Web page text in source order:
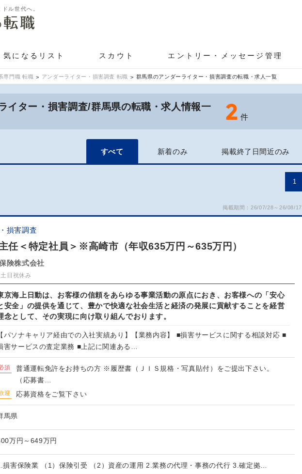
ル世代へ。
気になるリスト スカウト エントリー・メッセージ管理
専門職 転職 アンダーライター・損害調査 転職 群馬県のアンダーライター・損害調査の転職・求人一覧
イター・損害調査/群馬県の転職・求人情報一
2 件
すべて 新着のみ 掲載終了日間近のみ
1
掲載期間：26/07/28～26/08/17
損害調査
任＜特定社員＞※高崎市（年収635万円～635万円）
険株式会社
土日祝休み
京海上日動は、お客様の信頼をあらゆる事業活動の原点におき、お客様への「安心
安全」の提供を通じて、豊かで快適な社会生活と経済の発展に貢献することを経営
念として、その実現に向け取り組んでおります。
【パソナキャリア経由での入社実績あり】【業務内容】 ■損害サービスに関する相談対応 ■
害サービスの査定業務 ■上記に関連ある…
須
普通運転免許をお持ちの方 ※履歴書（ＪＩＳ規格・写真貼付）をご提出下さい。
（応募書…
迎 応募資格をご覧下さい
馬県
万円～649万円
損害保険業 （1）保険引受 （2）資産の運用 2.業務の代理・事務の代行 3.確定拠…